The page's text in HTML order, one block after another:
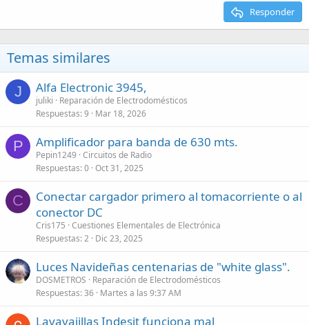
Responder
Temas similares
J Alfa Electronic 3945,
juliki
Reparación de Electrodomésticos
Respuestas 9 Mar 18, 2026
P Amplificador para banda de 630 mts.
Pepin1249 Circuitos de Radio
Respuestas 0 Oct 31, 2025
C
Conectar cargador primero al tomacorriente o al
conector DC
Cris175 Cuestiones Elementales de Electrónica
Respuestas 2 Dic 23, 2025
Luces Navideñas centenarias de "white glass".
DOSMETROS
Reparación de Electrodomésticos
Respuestas 36 Martes a las 9:37 AM
Lavavajillas Indesit funciona mal